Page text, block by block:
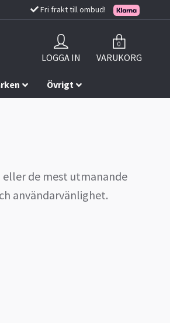
Fri frakt till ombud!
LOGGA IN
0
VARUKORG
Övrigt
de mest utmanande
användarvänlighet.